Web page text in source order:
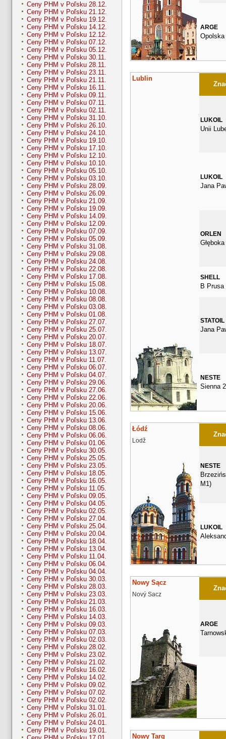
Ceny PHM v Poľsku 28.12.
Ceny PHM v Poľsku 21.12.
Ceny PHM v Poľsku 19.12.
Ceny PHM v Poľsku 14.12.
Ceny PHM v Poľsku 12.12.
Ceny PHM v Poľsku 07.12.
Ceny PHM v Poľsku 05.12.
Ceny PHM v Poľsku 30.11.
Ceny PHM v Poľsku 28.11.
Ceny PHM v Poľsku 23.11.
Ceny PHM v Poľsku 21.11.
Ceny PHM v Poľsku 16.11.
Ceny PHM v Poľsku 09.11.
Ceny PHM v Poľsku 07.11.
Ceny PHM v Poľsku 02.11.
Ceny PHM v Poľsku 31.10.
Ceny PHM v Poľsku 26.10.
Ceny PHM v Poľsku 24.10.
Ceny PHM v Poľsku 19.10.
Ceny PHM v Poľsku 17.10.
Ceny PHM v Poľsku 12.10.
Ceny PHM v Poľsku 10.10.
Ceny PHM v Poľsku 05.10.
Ceny PHM v Poľsku 03.10.
Ceny PHM v Poľsku 28.09.
Ceny PHM v Poľsku 26.09.
Ceny PHM v Poľsku 21.09.
Ceny PHM v Poľsku 19.09.
Ceny PHM v Poľsku 14.09.
Ceny PHM v Poľsku 12.09.
Ceny PHM v Poľsku 07.09.
Ceny PHM v Poľsku 05.09.
Ceny PHM v Poľsku 31.08.
Ceny PHM v Poľsku 29.08.
Ceny PHM v Poľsku 24.08.
Ceny PHM v Poľsku 22.08.
Ceny PHM v Poľsku 17.08.
Ceny PHM v Poľsku 15.08.
Ceny PHM v Poľsku 10.08.
Ceny PHM v Poľsku 08.08.
Ceny PHM v Poľsku 03.08.
Ceny PHM v Poľsku 01.08.
Ceny PHM v Poľsku 27.07.
Ceny PHM v Poľsku 25.07.
Ceny PHM v Poľsku 20.07.
Ceny PHM v Poľsku 18.07.
Ceny PHM v Poľsku 13.07.
Ceny PHM v Poľsku 11.07.
Ceny PHM v Poľsku 06.07.
Ceny PHM v Poľsku 04.07.
Ceny PHM v Poľsku 29.06.
Ceny PHM v Poľsku 27.06.
Ceny PHM v Poľsku 22.06.
Ceny PHM v Poľsku 20.06.
Ceny PHM v Poľsku 15.06.
Ceny PHM v Poľsku 13.06.
Ceny PHM v Poľsku 08.06.
Ceny PHM v Poľsku 06.06.
Ceny PHM v Poľsku 01.06.
Ceny PHM v Poľsku 30.05.
Ceny PHM v Poľsku 25.05.
Ceny PHM v Poľsku 23.05.
Ceny PHM v Poľsku 18.05.
Ceny PHM v Poľsku 16.05.
Ceny PHM v Poľsku 11.05.
Ceny PHM v Poľsku 09.05.
Ceny PHM v Poľsku 04.05.
Ceny PHM v Poľsku 02.05.
Ceny PHM v Poľsku 27.04.
Ceny PHM v Poľsku 25.04.
Ceny PHM v Poľsku 20.04.
Ceny PHM v Poľsku 18.04.
Ceny PHM v Poľsku 13.04.
Ceny PHM v Poľsku 11.04.
Ceny PHM v Poľsku 06.04.
Ceny PHM v Poľsku 04.04.
Ceny PHM v Poľsku 30.03.
Ceny PHM v Poľsku 28.03.
Ceny PHM v Poľsku 23.03.
Ceny PHM v Poľsku 21.03.
Ceny PHM v Poľsku 16.03.
Ceny PHM v Poľsku 14.03.
Ceny PHM v Poľsku 09.03.
Ceny PHM v Poľsku 07.03.
Ceny PHM v Poľsku 02.03.
Ceny PHM v Poľsku 28.02.
Ceny PHM v Poľsku 23.02.
Ceny PHM v Poľsku 21.02.
Ceny PHM v Poľsku 16.02.
Ceny PHM v Poľsku 14.02.
Ceny PHM v Poľsku 09.02.
Ceny PHM v Poľsku 07.02.
Ceny PHM v Poľsku 02.02.
Ceny PHM v Poľsku 31.01.
Ceny PHM v Poľsku 26.01.
Ceny PHM v Poľsku 24.01.
Ceny PHM v Poľsku 19.01.
ARGE
Opolska
Lublin
LUKOIL
Unii
LUKOIL
Jana
ORLEN
SHELL
B Prusa
STATOIL
Jana
NESTE
Sienna
Łódź
Lodž
NESTE
M1)
LUKOIL
Nowy Sącz
Nový Sacz
ARGE
Nowy Targ